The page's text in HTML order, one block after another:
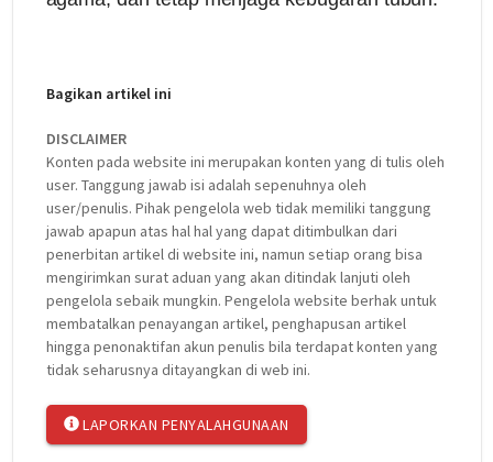
Bagikan artikel ini
DISCLAIMER
Konten pada website ini merupakan konten yang di tulis oleh
user. Tanggung jawab isi adalah sepenuhnya oleh
user/penulis. Pihak pengelola web tidak memiliki tanggung
jawab apapun atas hal hal yang dapat ditimbulkan dari
penerbitan artikel di website ini, namun setiap orang bisa
mengirimkan surat aduan yang akan ditindak lanjuti oleh
pengelola sebaik mungkin. Pengelola website berhak untuk
membatalkan penayangan artikel, penghapusan artikel
hingga penonaktifan akun penulis bila terdapat konten yang
tidak seharusnya ditayangkan di web ini.
LAPORKAN PENYALAHGUNAAN